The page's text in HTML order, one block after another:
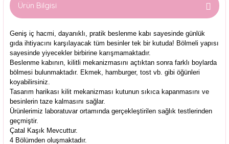
Ürün Bilgisi
Geniş iç hacmi, dayanıklı, pratik beslenme kabı sayesinde günlük
gıda ihtiyacını karşılayacak tüm besinler tek bir kutuda! Bölmeli yapısı
sayesinde yiyecekler birbirine karışmamaktadır.
Beslenme kabının, kilitli mekanizmasını açtıktan sonra farklı boylarda
bölmesi bulunmaktadır. Ekmek, hamburger, tost vb. gibi öğünleri
koyabilirsiniz.
Tasarım harikası kilit mekanizması kutunun sıkıca kapanmasını ve
besinlerin taze kalmasını sağlar.
Ürünlerimiz laboratuvar ortamında gerçekleştirilen sağlık testlerinden
geçmiştir.
Çatal Kaşık Mevcuttur.
4 Bölümden oluşmaktadır.